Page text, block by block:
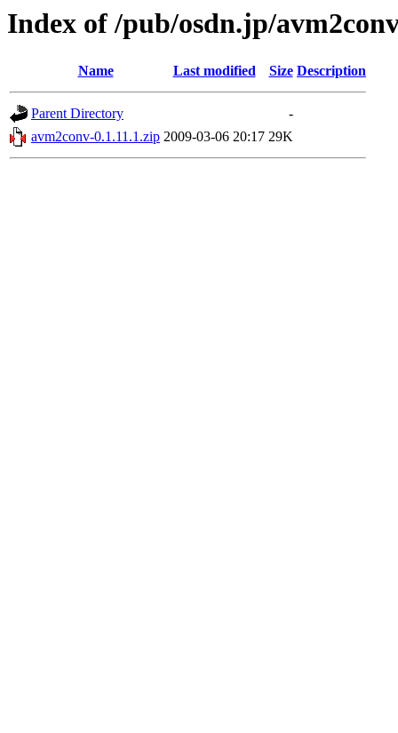
Index of /pub/osdn.jp/
Name Last modified Size Description
Parent Directory
-
avm2conv-0.1.11.1.zip 2009-03-06 20:17 29K